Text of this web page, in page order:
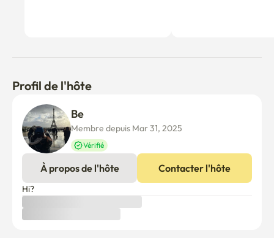
Profil de l'hôte
Membre depuis Mar 31, 2025
Vérifié
À propos de l'hôte Contacter l'hôte
Hi?